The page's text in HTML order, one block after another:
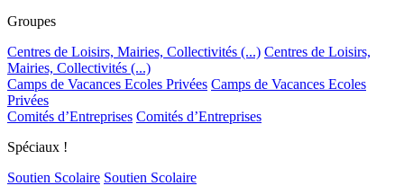
Groupes
Centres de Loisirs, Mairies, Collectivités (...) Centres de Loisirs,
Mairies, Collectivités (...)
Camps de Vacances Ecoles Privées Camps de Vacances Ecoles
Privées
Comités d’Entreprises Comités d’Entreprises
Spéciaux !
Soutien Scolaire Soutien Scolaire